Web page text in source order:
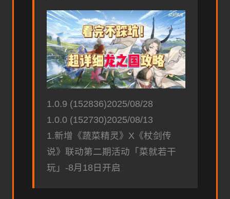
1.0.9 (152836)2025/08/28
1.0.0 (152730)2025/08/13
1.新增《蔬菜精灵》X《杖剑传
说》联动第二期活动「菜就若干
玩」-8月18日开启